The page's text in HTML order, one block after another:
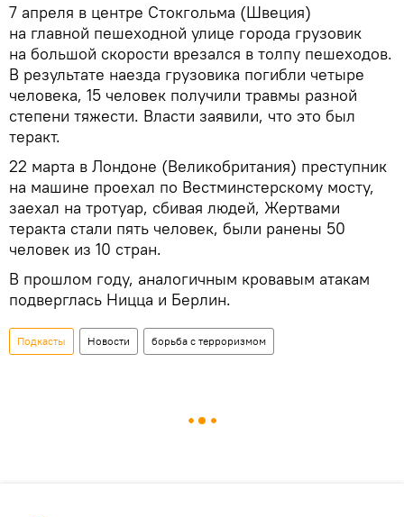
7 апреля в центре Стокгольма (Швеция)
на главной пешеходной улице города грузовик
на большой скорости врезался в толпу пешеходов.
В результате наезда грузовика погибли четыре
человека, 15 человек получили травмы разной
степени тяжести. Власти заявили, что это был
теракт.
22 марта в Лондоне (Великобритания) преступник
на машине проехал по Вестминстерскому мосту,
заехал на тротуар, сбивая людей, Жертвами
теракта стали пять человек, были ранены 50
человек из 10 стран.
В прошлом году, аналогичным кровавым атакам
подверглась Ницца и Берлин.
Подкасты Новости борьба с терроризмом